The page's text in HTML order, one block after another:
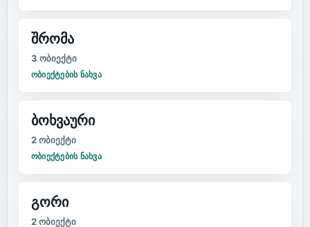
შრომა
3 ობიექტი
ᲝᲑᲘᲔᲥᲢᲔᲑᲘᲡ ᲜᲐᲮᲕᲐ
ბოხვაური
2ობიექტი
ᲝᲑᲘᲔᲥᲢᲔᲑᲘᲡ ᲜᲐᲮᲕᲐ
გორი
2ობიექტი